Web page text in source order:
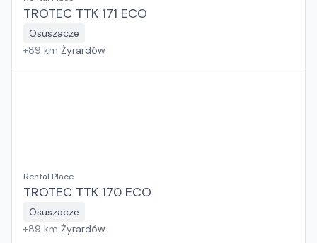
TROTEC TTK 171 ECO
Osuszacze
+89 km Żyrardów
Rental Place
TROTEC TTK 170 ECO
Osuszacze
+89 km Żyrardów